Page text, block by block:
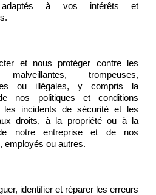
adaptés à vos intérêts et
et nous protéger contre les
trompeuses,
ou illégales, y compris la
nos politiques et conditions
les incidents de sécurité et les
droits, à la propriété ou à la
notre entreprise et de nos
employés ou autres.
identifier et réparer les erreurs